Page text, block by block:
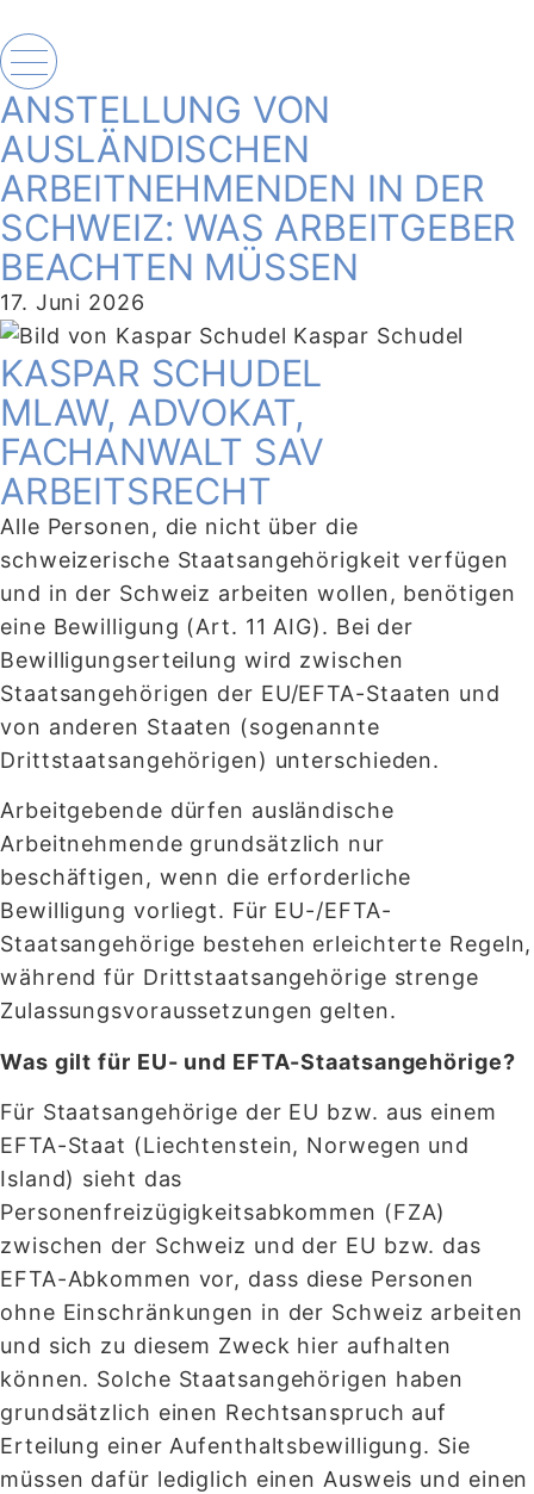
ANSTELLUNG VON
AUSLÄNDISCHEN
ARBEITNEHMENDEN IN DER
SCHWEIZ: WAS ARBEITGEBER
BEACHTEN MÜSSEN
17. Juni 2026
Kaspar Schudel
KASPAR SCHUDEL
MLAW, ADVOKAT,
FACHANWALT SAV
ARBEITSRECHT
Alle Personen, die nicht über die
schweizerische Staatsangehörigkeit verfügen
und in der Schweiz arbeiten wollen, benötigen
eine Bewilligung (Art. 11 AIG). Bei der
Bewilligungserteilung wird zwischen
Staatsangehörigen der EU/EFTA-Staaten und
von anderen Staaten (sogenannte
Drittstaatsangehörigen) unterschieden.
Arbeitgebende dürfen ausländische
Arbeitnehmende grundsätzlich nur
beschäftigen, wenn die erforderliche
Bewilligung vorliegt. Für EU-/EFTA-
Staatsangehörige bestehen erleichterte Regeln,
während für Drittstaatsangehörige strenge
Zulassungsvoraussetzungen gelten.
Was gilt für EU- und EFTA-Staatsangehörige?
Für Staatsangehörige der EU bzw. aus einem
EFTA-Staat (Liechtenstein, Norwegen und
Island) sieht das
Personenfreizügigkeitsabkommen (FZA)
zwischen der Schweiz und der EU bzw. das
EFTA-Abkommen vor, dass diese Personen
ohne Einschränkungen in der Schweiz arbeiten
und sich zu diesem Zweck hier aufhalten
können. Solche Staatsangehörigen haben
grundsätzlich einen Rechtsanspruch auf
Erteilung einer Aufenthaltsbewilligung. Sie
müssen dafür lediglich einen Ausweis und einen